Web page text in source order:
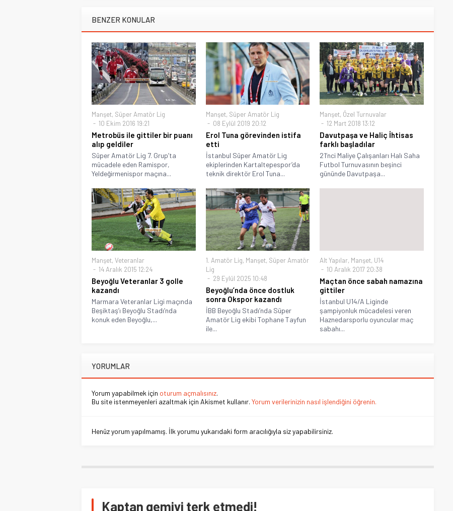
BENZER KONULAR
Manşet, Süper Amatör Lig
10 Ekim 2016 19:21
Metrobüs ile gittiler bir puanı
alıp geldiler
Süper Amatör Lig 7. Grup’ta
mücadele eden Ramispor,
Yeldeğirmenispor maçına...
Manşet, Süper Amatör Lig
08 Eylül 2019 20:12
Erol Tuna görevinden istifa
etti
İstanbul Süper Amatör Lig
ekiplerinden Kartaltepespor’da
teknik direktör Erol Tuna...
Manşet, Özel Turnuvalar
12 Mart 2018 13:12
Davutpaşa ve Haliç İhtisas
farklı başladılar
21’nci Maliye Çalışanları Halı Saha
Futbol Turnuvasının beşinci
gününde Davutpaşa...
Manşet, Veteranlar
14 Aralık 2015 12:24
Beyoğlu Veteranlar 3 golle
kazandı
Marmara Veteranlar Ligi maçında
Beşiktaş’ı Beyoğlu Stadı’nda
konuk eden Beyoğlu,...
1. Amatör Lig, Manşet, Süper Amatör
Lig
29 Eylül 2025 10:48
Beyoğlu’nda önce dostluk
sonra Okspor kazandı
İBB Beyoğlu Stadı’nda Süper
Amatör Lig ekibi Tophane Tayfun
ile...
Alt Yapılar, Manşet, U14
10 Aralık 2017 20:38
Maçtan önce sabah namazına
gittiler
İstanbul U14/A Liginde
şampiyonluk mücadelesi veren
Haznedarsporlu oyuncular maç
sabahı...
YORUMLAR
Yorum yapabilmek için oturum açmalısınız.
Bu site istenmeyenleri azaltmak için Akismet kullanır. Yorum verilerinizin nasıl işlendiğini öğrenin.
Henüz yorum yapılmamış. İlk yorumu yukarıdaki form aracılığıyla siz yapabilirsiniz.
Kaptan gemiyi terk etmedi!